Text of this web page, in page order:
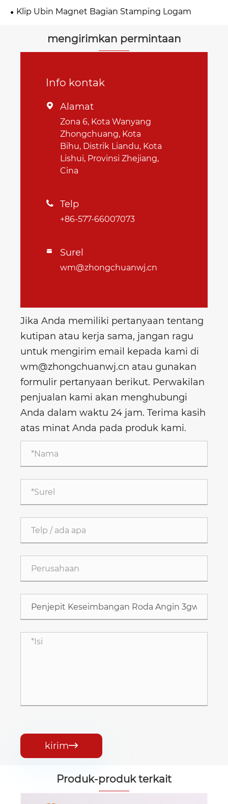
Stamping
Klip Ubin Magnet Bagian Stamping Logam
mengirimkan permintaan
Info kontak
 Alamat
Zona 6, Kota Wanyang
Zhongchuang, Kota
Bihu, Distrik Liandu, Kota
Lishui, Provinsi Zhejiang,
Cina
 Telp
+86-577-66007073
 Surel
wm@zhongchuanwj.cn
Jika Anda memiliki pertanyaan tentang
kutipan atau kerja sama, jangan ragu
untuk mengirim email kepada kami di
wm@zhongchuanwj.cn atau gunakan
formulir pertanyaan berikut. Perwakilan
penjualan kami akan menghubungi
Anda dalam waktu 24 jam. Terima kasih
atas minat Anda pada produk kami.
kirim
Produk-produk terkait